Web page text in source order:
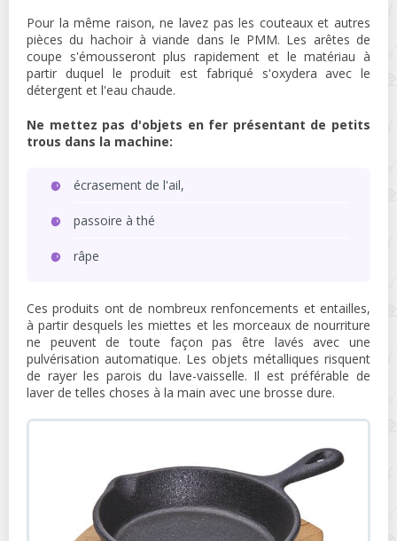
Pour la même raison, ne lavez pas les couteaux et autres
pièces du hachoir à viande dans le PMM. Les arêtes de
coupe s'émousseront plus rapidement et le matériau à
partir duquel le produit est fabriqué s'oxydera avec le
détergent et l'eau chaude.
Ne mettez pas d'objets en fer présentant de petits
trous dans la machine:
écrasement de l'ail,
passoire à thé
râpe
Ces produits ont de nombreux renfoncements et entailles,
à partir desquels les miettes et les morceaux de nourriture
ne peuvent de toute façon pas être lavés avec une
pulvérisation automatique. Les objets métalliques risquent
de rayer les parois du lave-vaisselle. Il est préférable de
laver de telles choses à la main avec une brosse dure.